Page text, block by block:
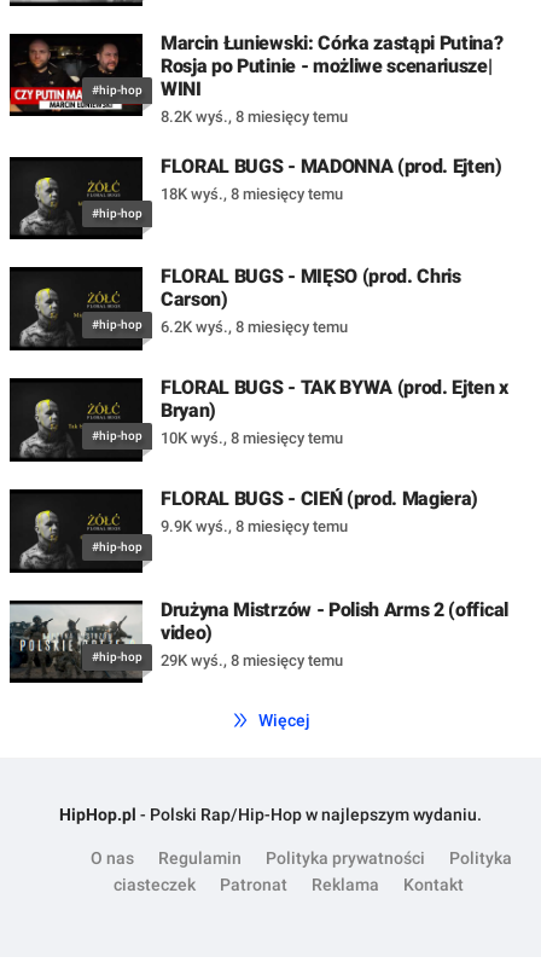
#hip-hop
Marcin Łuniewski: Córka zastąpi Putina?
Rosja po Putinie - możliwe scenariusze|
WINI
8.2K wyś., 8 miesięcy temu
#hip-hop
FLORAL BUGS - MADONNA (prod. Ejten)
18K wyś., 8 miesięcy temu
#hip-hop
FLORAL BUGS - MIĘSO (prod. Chris
Carson)
6.2K wyś., 8 miesięcy temu
#hip-hop
FLORAL BUGS - TAK BYWA (prod. Ejten x
Bryan)
10K wyś., 8 miesięcy temu
#hip-hop
FLORAL BUGS - CIEŃ (prod. Magiera)
9.9K wyś., 8 miesięcy temu
#hip-hop
Drużyna Mistrzów - Polish Arms 2 (offical
video)
29K wyś., 8 miesięcy temu
Więcej
HipHop.pl - Polski Rap/Hip-Hop w najlepszym wydaniu.
O nas Regulamin Polityka prywatności
Polityka
ciasteczek
Patronat Reklama Kontakt